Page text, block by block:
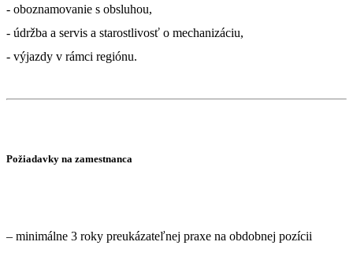
- oboznamovanie s obsluhou,
- údržba a servis a starostlivosť o mechanizáciu,
Požiadavky na zamestnanca
– minimálne 3 roky preukázateľnej praxe na obdobnej pozícii